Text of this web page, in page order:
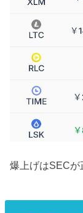
爆上げはSECが